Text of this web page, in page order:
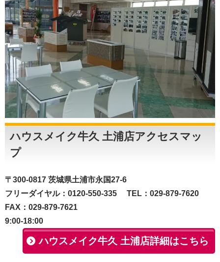
ハウスメイク牛久 土浦店アクセスマッ
プ
〒300-0817 茨城県土浦市永国27-6
フリーダイヤル：0120-550-335 TEL：029-879-7620
FAX：029-879-7621
9:00-18:00
ハウスメイク牛久 土浦店詳細はこちら